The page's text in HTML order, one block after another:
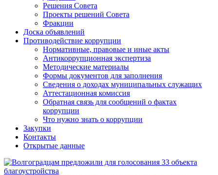
Решения Совета
Проекты решений Совета
Фракции
Доска объявлений
Противодействие коррупции
Нормативные, правовые и иные акты
Антикоррупционная экспертиза
Методические материалы
Формы документов для заполнения
Сведения о доходах муниципальных служащих
Аттестационная комиссия
Обратная связь для сообщений о фактах
коррупции
Что нужно знать о коррупции
Закупки
Контакты
Открытые данные